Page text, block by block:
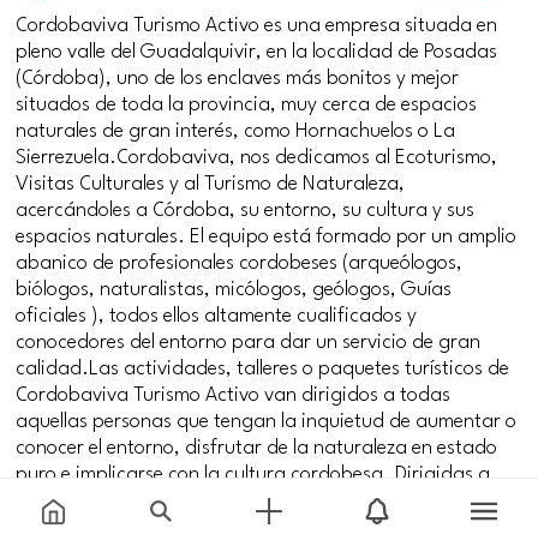
Cordobaviva Turismo Activo es una empresa situada en
pleno valle del Guadalquivir, en la localidad de Posadas
(Córdoba), uno de los enclaves más bonitos y mejor
situados de toda la provincia, muy cerca de espacios
naturales de gran interés, como Hornachuelos o La
Sierrezuela.Cordobaviva, nos dedicamos al Ecoturismo,
Visitas Culturales y al Turismo de Naturaleza,
acercándoles a Córdoba, su entorno, su cultura y sus
espacios naturales. El equipo está formado por un amplio
abanico de profesionales cordobeses (arqueólogos,
biólogos, naturalistas, micólogos, geólogos, Guías
oficiales ), todos ellos altamente cualificados y
conocedores del entorno para dar un servicio de gran
calidad.Las actividades, talleres o paquetes turísticos de
Cordobaviva Turismo Activo van dirigidos a todas
aquellas personas que tengan la inquietud de aumentar o
conocer el entorno, disfrutar de la naturaleza en estado
puro e implicarse con la cultura cordobesa. Dirigidas a
diferentes grupos de edad, desde niños a los mayores,
además de grupos familiares, amigos, asociaciones,